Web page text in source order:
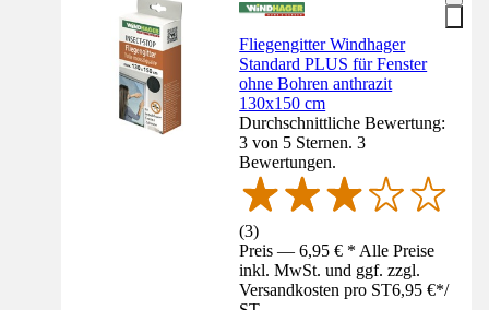
Fliegengitter Windhager
Standard PLUS für Fenster
ohne Bohren anthrazit
130x150 cm
Durchschnittliche Bewertung:
3 von 5 Sternen. 3
Bewertungen.
(3)
Preis — 6,95 € * Alle Preise
inkl. MwSt. und ggf. zzgl.
Versandkosten pro ST6,95 €*/